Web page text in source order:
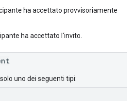
ha accettato provvisoriamente
ha accettato l'invito.
uno dei seguenti tipi: